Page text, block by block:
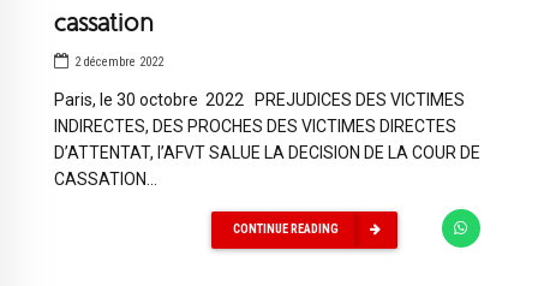
cassation
2 décembre 2022
Paris, le 30 octobre 2022 PREJUDICES DES VICTIMES
INDIRECTES, DES PROCHES DES VICTIMES DIRECTES
D’ATTENTAT, l’AFVT SALUE LA DECISION DE LA COUR DE
CASSATION...
CONTINUE READING